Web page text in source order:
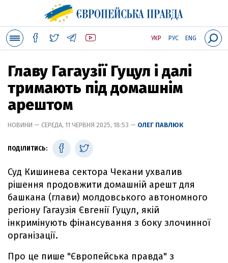
УКР РУС ENG
Главу Гагаузії Гуцул і далі
тримають під домашнім
арештом
НОВИНИ — СЕРЕДА, 11 ЧЕРВНЯ 2025, 18:53 — ОЛЕГ ПАВЛЮК
ПОДІЛИТИСЬ:
Суд Кишинева сектора Чекани ухвалив
рішення продовжити домашній арешт для
башкана (глави) молдовського автономного
регіону Гагаузія Євгенії Гуцул, якій
інкримінують фінансування з боку злочинної
організації.
Про це пише "Європейська правда" з